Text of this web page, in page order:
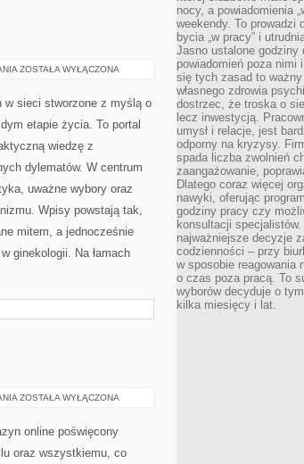
FAKTY
W
GINEKOLOGII
ZOSTAŁA WYŁĄCZONA
w sieci stworzone z myślą o
etapie życia. To portal
wiedzę z
dylematów. W centrum
uważne wybory oraz
Wpisy powstają tak,
mitem, a jednocześnie
ginekologii. Na łamach
OGRODY
ZOSTAŁA WYŁĄCZONA
online poświęcony
oraz wszystkiemu, co
nocy, a powiadomienia
weekendy. To prowadzi
bycia „w pracy” i
Jasno ustalone godziny
powiadomień poza nimi
się tych zasad to
własnego zdrowia
dostrzec, że troska o
lecz inwestycją.
umysł i relacje, jest
odporny na kryzysy.
spada liczba zwolnień
zaangażowanie,
Dlatego coraz więcej
nawyki, oferując
godziny pracy czy
konsultacji
najważniejsze decyzje
codzienności – przy
w sposobie reagowania
o czas poza pracą. To
wyborów decyduje o
kilka miesięcy i lat.